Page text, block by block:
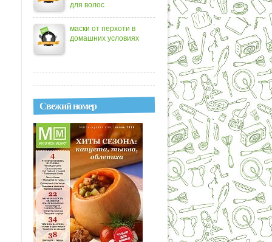
для волос
маски от перхоти в
домашних условиях
Свежий номер